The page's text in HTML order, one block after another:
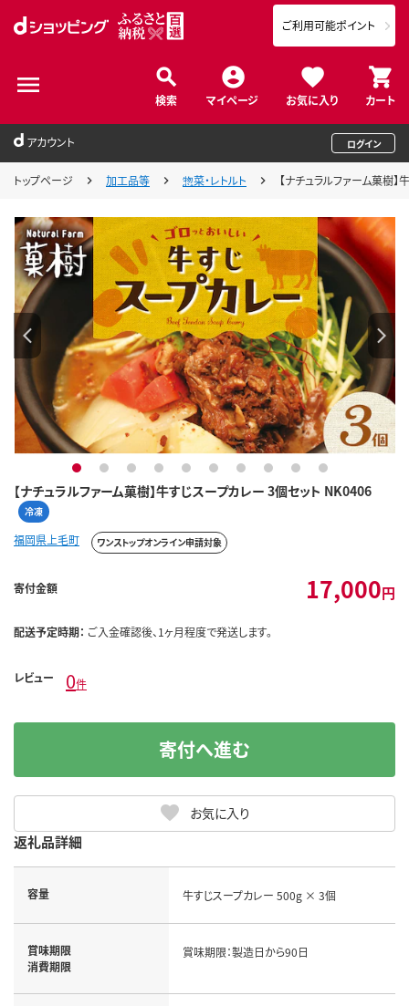
検索 マイページ お気に入り カート
ご利用可能ポイント
アカウント ログイン
トップページ 加工品等 惣菜・レトルト 【ナチュラルファーム菓樹
【ナチュラルファーム菓樹】牛すじスープカレー 3個セット NK0406
冷凍
1 2 3 4 5 6 7 8 9 10
福岡県上毛町 ワンストップオンライン申請対象
寄付金額 17,000円
配送予定時期： ご入金確認後、1ヶ月程度で発送します。
レビュー 0件
お気に入り
寄付へ進む
返礼品詳細
容量 牛すじスープカレー 500g × 3個
賞味期限
消費期限
賞味期限：製造日から90日